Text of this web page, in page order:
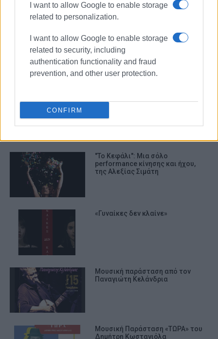
I want to allow Google to enable storage
related to personalization.
I want to allow Google to enable storage
related to security, including
authentication functionality and fraud
prevention, and other user protection.
CONFIRM
ΣΧΕΤΙΚA AΡΘΡΑ
"Το Κεφάλι": Μια σόλο
performance κίνησης και ήχου,
της Αλεξίας Σιμάτη
«Γυναίκες δεν κλαίνε»
Μουσική παράσταση από τον
Παναγιώτη Κελάνδρια
Μουσική Παράσταση «ΤΩΡΑ» του
Δημήτρη Κωσταγιόλα